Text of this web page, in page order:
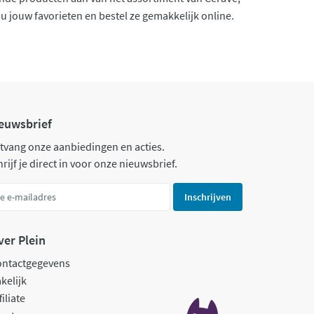
jouw favorieten en bestel ze gemakkelijk online.
onze aanbiedingen en acties.
je direct in voor onze nieuwsbrief.
Inschrijven
Plein